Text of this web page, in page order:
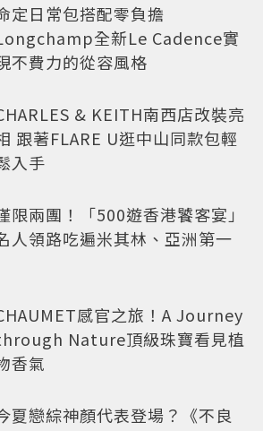
定日常包搭配零負擔
全新Le Cadence實
不費力的從容風格
& KEITH南西店改裝亮
跟著FLARE U逛中山同款包輕
入手
限兩團！「500遊香港饕客宴」
人領路吃遍米其林、亞洲第一
感官之旅！A Journey
Nature頂級珠寶看見植
香氣
夏戀綜神顏代表登場？《不良